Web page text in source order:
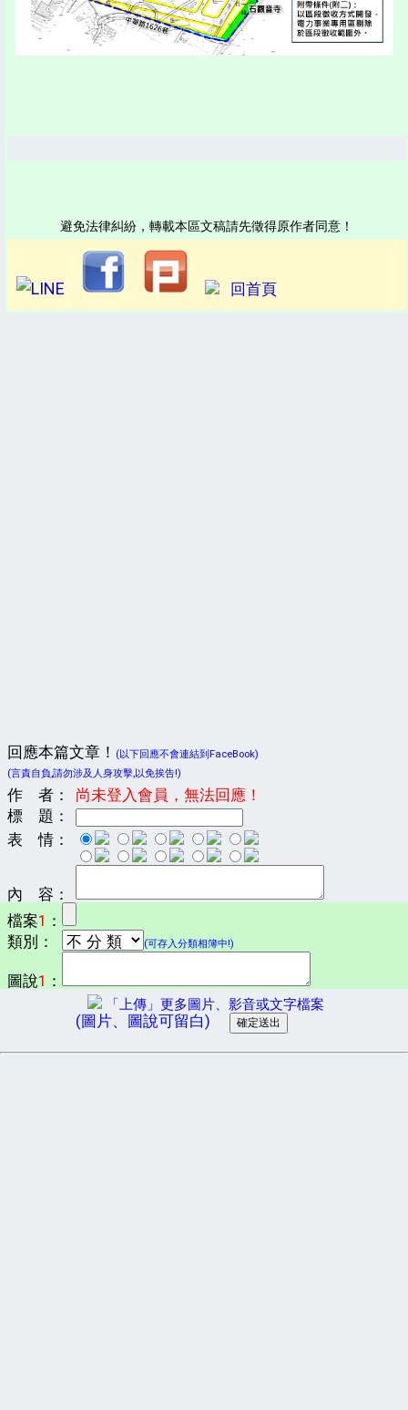
避免法律糾紛，轉載本區文稿請先徵得原作者同意！
回首頁
回應本篇文章！
(以下回應不會連結到FaceBook)
(言責自負,請勿涉及人身攻擊,以免挨告!)
作 者：
尚未登入會員，無法回應！
標 題：
表 情：
內 容：
檔案1 ：
類別：
(可存入分類相簿中!)
圖說1 ：
「上傳」更多圖片、影音或文字檔案
(圖片、圖說可留白)